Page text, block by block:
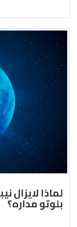
لماذا لايزال
بلوتو مداره؟